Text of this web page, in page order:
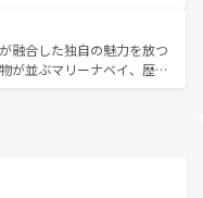
どの季節にも異なる楽しみ
イの人々、仏教を中心とし
が、訪れる旅人を魅了し続
ず。観光スポットが密集し
れるのも魅力。息をのむよ
、香港を存分に楽しみ尽く
融合した独自の魅力を放つ
が並ぶマリーナベイ、歴史
楽しめる外せないスポット